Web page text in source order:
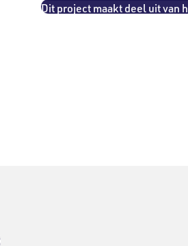
Dit project maakt deel uit van